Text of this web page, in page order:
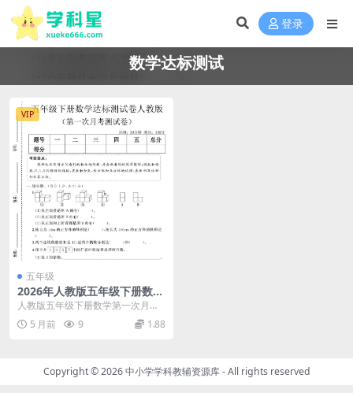
登录
数学达标测试
VIP
五年级
2026年人教版五年级下册数学
第一次月考达标测试卷及答案
电子版
人教版五年级下册数学第一次月考
达标测试卷及答案电子版 进入五年
级下学期，同学们迎...
5 月前 9 1.88
Copyright © 2026中小学学科教辅资源库- All rights reserved